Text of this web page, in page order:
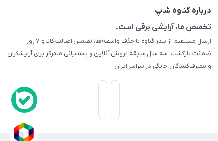
ارسال کالا
تست و مرجوعی
رهگیری مرسولات پستی
قوانین ما
درباره گناوه شاپ
تخصص ما، آرایشی برقی است.
ارسال مستقیم از بندر گناوه با حذف واسطه‌ها، تضمین اصالت کالا و ۷ روز
ضمانت بازگشت. سه سال سابقه فروش آنلاین و پشتیبانی متمرکز برای آرایشگران
و مصرف‌کنندگان خانگی در سراسر ایران